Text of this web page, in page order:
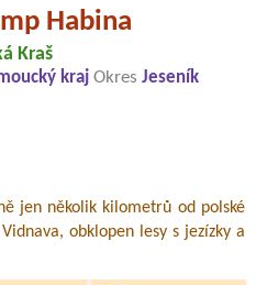
Habina
Kraš
kraj Okres Jeseník
jen několik kilometrů od polské
obklopen lesy s jezízky a